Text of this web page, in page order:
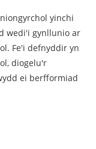
yinchi
wedi'i gynllunio ar
Fe'i defnyddir yn
diogelu'r
ei berfformiad